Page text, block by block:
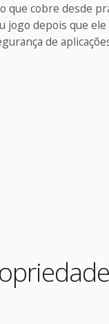
que cobre desde
depois que
de